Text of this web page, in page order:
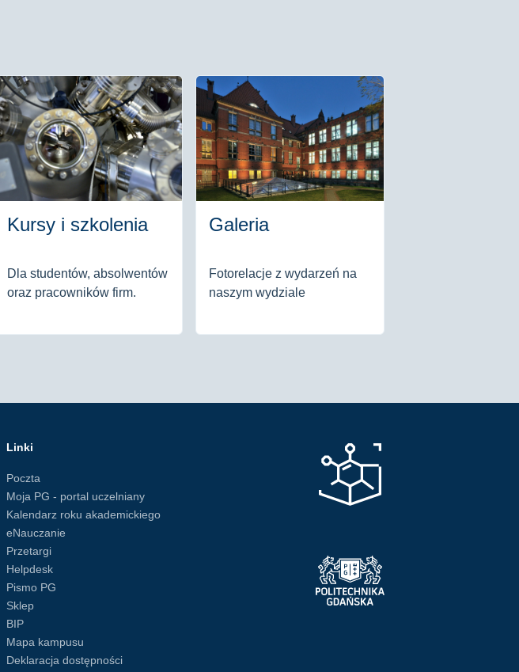
Kursy i szkolenia
Dla studentów, absolwentów
oraz pracowników firm.
Galeria
Fotorelacje z wydarzeń na
naszym wydziale
Linki
Poczta
Moja PG - portal uczelniany
Kalendarz roku akademickiego
eNauczanie
Przetargi
Helpdesk
Pismo PG
Sklep
BIP
Mapa kampusu
Deklaracja dostępności